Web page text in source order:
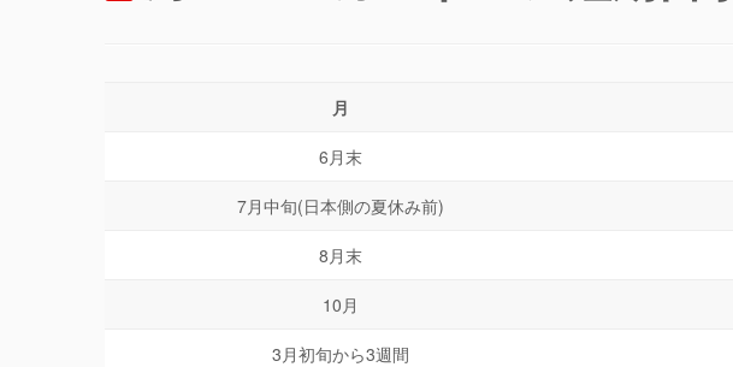
月
6月末
7月中旬(日本側の夏休み前)
8月末
10月
3月初旬から3週間